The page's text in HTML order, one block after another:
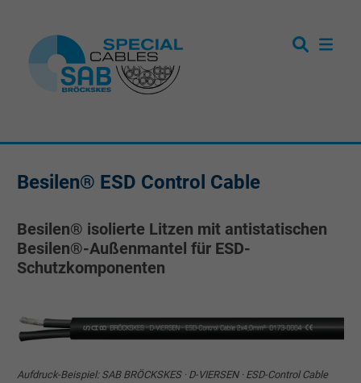
Besilen® ESD Control Cable
Besilen® isolierte Litzen mit antistatischen
Besilen®-Außenmantel für ESD-
Schutzkomponenten
Aufdruck-Beispiel: SAB BRÖCKSKES · D-VIERSEN · ESD-Control Cable